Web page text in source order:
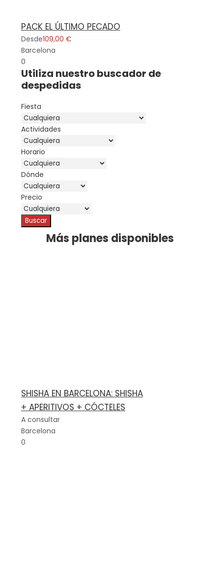
PACK EL ÚLTIMO PECADO
Desde109,00 €
Barcelona
0
Utiliza nuestro buscador de
despedidas
Fiesta
Actividades
Horario
Dónde
Precio
Más planes disponibles
SHISHA EN BARCELONA: SHISHA
+ APERITIVOS + CÓCTELES
A consultar
Barcelona
0